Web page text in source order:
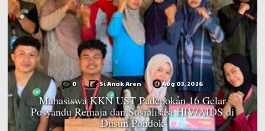
0 Si Anak Aren Aug 03, 2026
Mahasiswa KKN UST Padepokan 16 Gelar
Posyandu Remaja dan Sosialisasi HIV/AIDS di
Dusun Pondok